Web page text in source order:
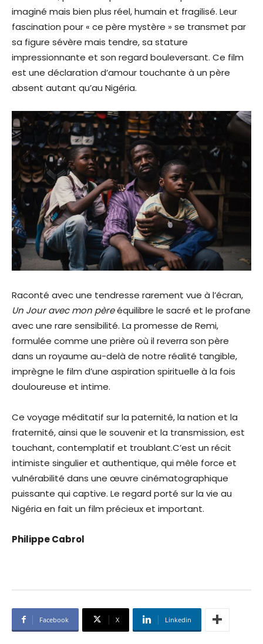
imaginé mais bien plus réel, humain et fragilisé. Leur
fascination pour « ce père mystère » se transmet par
sa figure sévère mais tendre, sa stature
impressionnante et son regard bouleversant. Ce film
est une déclaration d’amour touchante à un père
absent autant qu’au Nigéria.
Raconté avec une tendresse rarement vue à l’écran,
Un Jour avec mon pèreéquilibre le sacré et le profane
avec une rare sensibilité. La promesse de Remi,
formulée comme une prière où il reverra son père
dans un royaume au-delà de notre réalité tangible,
imprègne le film d’une aspiration spirituelle à la fois
douloureuse et intime.
Ce voyage méditatif sur la paternité, la nation et la
fraternité, ainsi que le souvenir et la transmission, est
touchant, contemplatif et troublant.C’est un récit
intimiste singulier et authentique, qui mêle force et
vulnérabilité dans une œuvre cinématographique
puissante qui captive. Le regard porté sur la vie au
Nigéria en fait un film précieux et important.
Philippe Cabrol
Facebook X Linkedin